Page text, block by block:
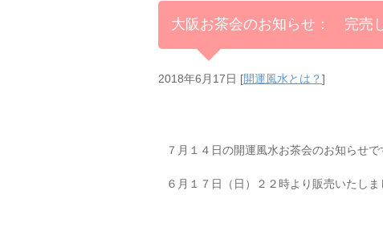
大阪お茶会のお知らせ： 完売
2018年6月17日 [開運風水とは？]
７月１４日の開運風水お茶会のお知らせで
６月１７日（日）２２時より販売いたし